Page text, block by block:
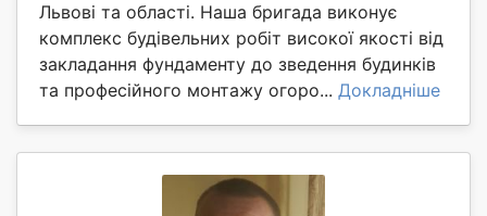
Львові та області. Наша бригада виконує
комплекс будівельних робіт високої якості від
закладання фундаменту до зведення будинків
та професійного монтажу огоро... Докладніше